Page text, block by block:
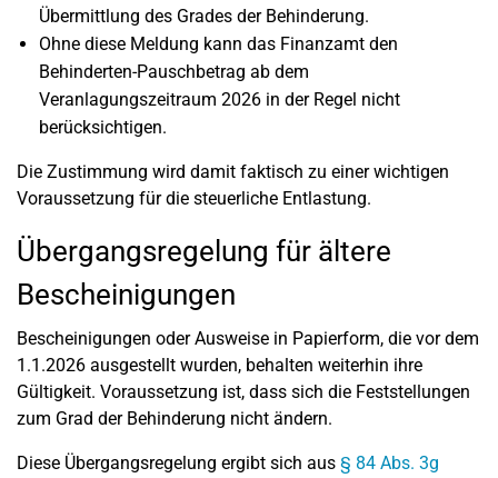
Übermittlung des Grades der Behinderung.
Ohne diese Meldung kann das Finanzamt den
Behinderten-Pauschbetrag ab dem
Veranlagungszeitraum 2026 in der Regel nicht
berücksichtigen.
Die Zustimmung wird damit faktisch zu einer wichtigen
Voraussetzung für die steuerliche Entlastung.
Übergangsregelung für ältere
Bescheinigungen
Bescheinigungen oder Ausweise in Papierform, die vor dem
1.1.2026 ausgestellt wurden, behalten weiterhin ihre
Gültigkeit. Voraussetzung ist, dass sich die Feststellungen
zum Grad der Behinderung nicht ändern.
Diese Übergangsregelung ergibt sich aus § 84 Abs. 3g